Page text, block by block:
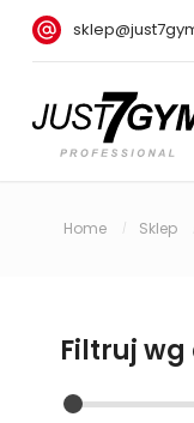
Home / Sklep
Filtruj wg